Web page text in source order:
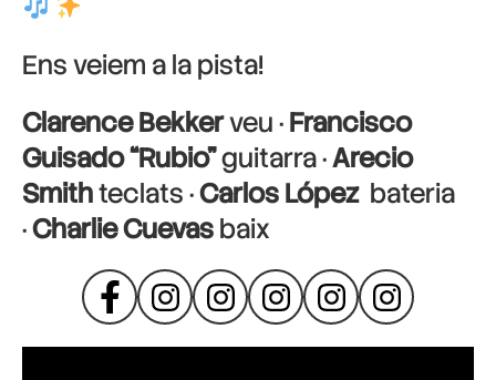
Ens veiem a la pista!
Clarence Bekkerveu ·Francisco
Guisado “Rubio”guitarra ·Arecio
Smithteclats ·Carlos Lópezbateria
·Charlie Cuevasbaix